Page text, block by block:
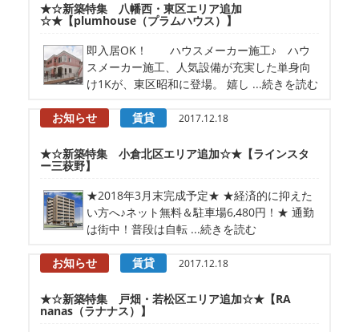
★☆新築特集 八幡西・東区エリア追加
☆★【plumhouse（プラムハウス）】
即入居OK！ ハウスメーカー施工♪ ハウ
スメーカー施工、人気設備が充実した単身向
け1Kが、東区昭和に登場。 嬉し ...続きを読む
お知らせ 賃貸 2017.12.18
★☆新築特集 小倉北区エリア追加☆★【ラインスタ
ー三萩野】
★2018年3月末完成予定★ ★経済的に抑えた
い方へ♪ネット無料＆駐車場6,480円！★ 通勤
は街中！普段は自転 ...続きを読む
お知らせ 賃貸 2017.12.18
★☆新築特集 戸畑・若松区エリア追加☆★【RA
nanas（ラナナス）】